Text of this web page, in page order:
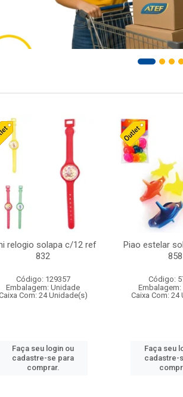
relogio solapa c/12 ref
832
Código: 129357
Embalagem: Unidade
Com: 24 Unidade(s)
Faça seu login ou
cadastre-se para
comprar.
Piao estelar
858
Código:
Caixa Com: 24
Faça seu
cadastre-